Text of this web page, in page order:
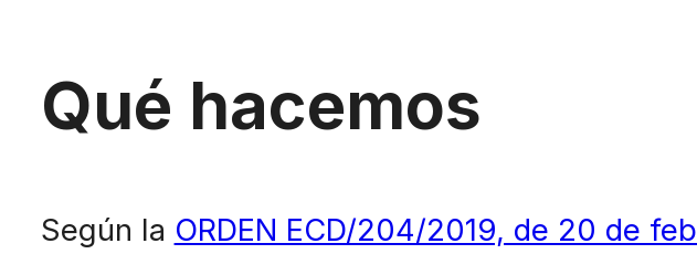
Qué hacemos
Según la ORDEN ECD/204/2019, de 20 de